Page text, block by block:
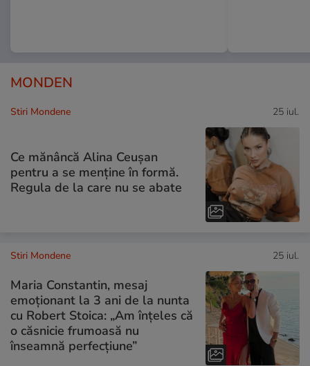
MONDEN
Stiri Mondene 25 iul.
Ce mănâncă Alina Ceușan
pentru a se menține în formă.
Regula de la care nu se abate
Stiri Mondene 25 iul.
Maria Constantin, mesaj
emoționant la 3 ani de la nunta
cu Robert Stoica: „Am înțeles că
o căsnicie frumoasă nu
înseamnă perfecțiune”